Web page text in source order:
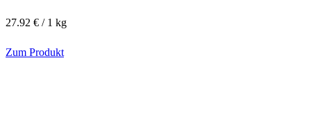
27.92 € / 1 kg
Zum Produkt